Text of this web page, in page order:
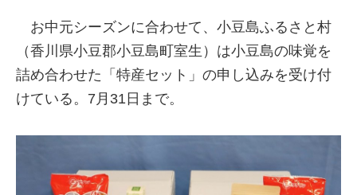
お中元シーズンに合わせて、小豆島ふるさと村
（香川県小豆郡小豆島町室生）は小豆島の味覚を
詰め合わせた「特産セット」の申し込みを受け付
けている。7月31日まで。